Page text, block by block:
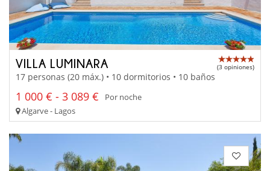
VILLA LUMINARA (3 opiniones)
17 personas (20 máx.) • 10 dormitorios • 10 baños
1 000 € - 3 089 €
Por noche
Algarve - Lagos